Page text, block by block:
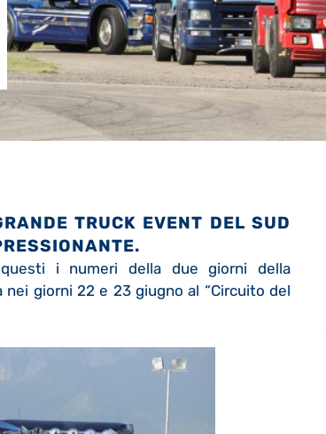
TRUCK EVENT DEL SUD
i numeri della due giorni della
giorni 22 e 23 giugno al “Circuito del